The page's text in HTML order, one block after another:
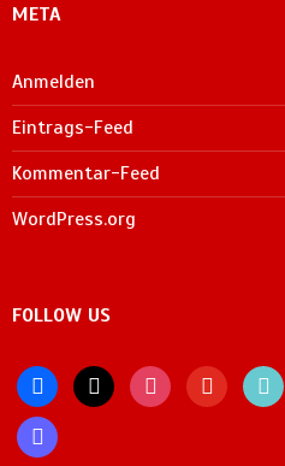
META
Anmelden
Eintrags-Feed
Kommentar-Feed
WordPress.org
FOLLOW US
facebook
x instagramyoutubetiktok
mastodon